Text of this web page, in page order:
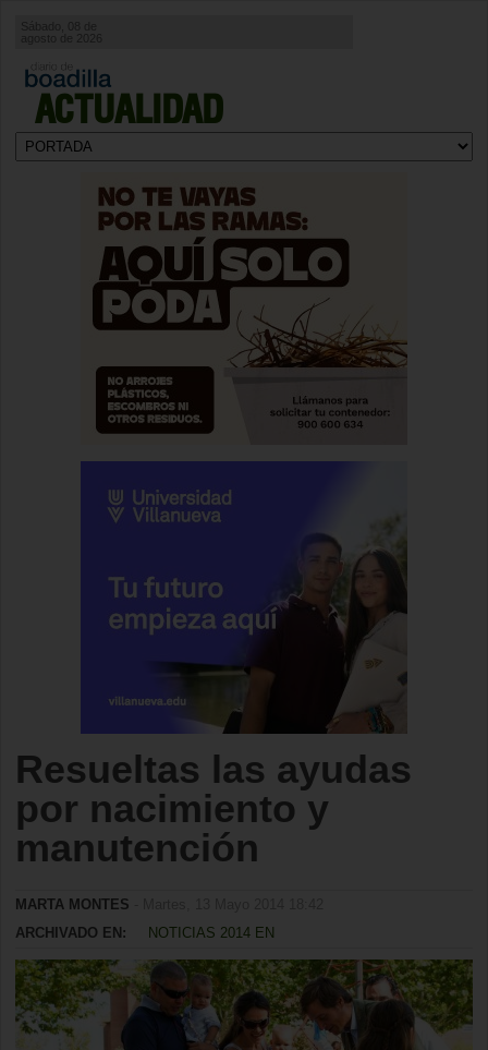
ACTUALIDAD
Sábado, 08 de
agosto de 2026
Resueltas las ayudas
por nacimiento y
manutención
MARTA MONTES
ARCHIVADO EN:
NOTICIAS 2014 EN